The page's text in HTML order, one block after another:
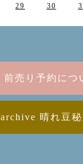
29 30
前売り予約につ
archive 晴れ豆